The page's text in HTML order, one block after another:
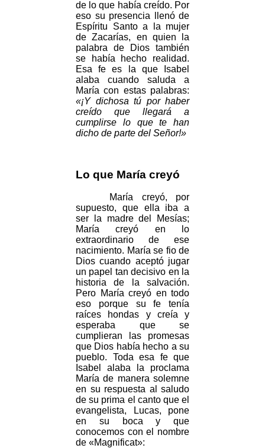
de lo que había creído. Por
eso su presencia llenó de
Espíritu Santo a la mujer
de Zacarías, en quien la
palabra de Dios también
se había hecho realidad.
Esa fe es la que Isabel
alaba cuando saluda a
María con estas palabras:
«¡Y dichosa tú por haber
creído que llegará a
cumplirse lo que te han
dicho de parte del Señor!»
Lo que María creyó
María creyó, por
supuesto, que ella iba a
ser la madre del Mesías;
María creyó en lo
extraordinario de ese
nacimiento. María se fio de
Dios cuando aceptó jugar
un papel tan decisivo en la
historia de la salvación.
Pero María creyó en todo
eso porque su fe tenía
raíces hondas y creía y
esperaba que se
cumplieran las promesas
que Dios había hecho a su
pueblo. Toda esa fe que
Isabel alaba la proclama
María de manera solemne
en su respuesta al saludo
de su prima el canto que el
evangelista, Lucas, pone
en su boca y que
conocemos con el nombre
de «Magnificat»: